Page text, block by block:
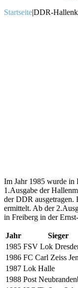
Startseite|DDR-
Im Jahr 1985 wurde in
1.Ausgabe der
der DDR ausgetragen.
ermittelt. Ab der
in Freiberg in der
Jahr
Sieger
1985 FSV Lok
1986 FC Carl Zeiss
1987 Lok Halle
1988 Post